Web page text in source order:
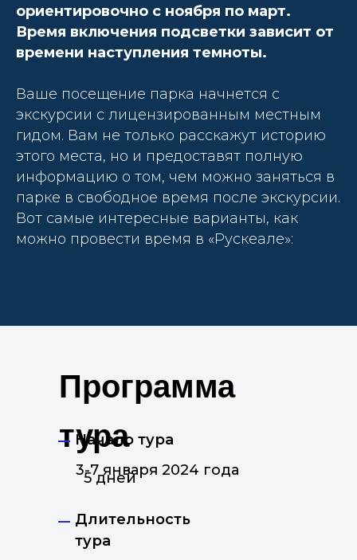
ориентировочно с ноября по март.
Время включения подсветки зависит от
времени наступления темноты.
Ваше посещение парка начнется с
экскурсии с лицензированным местным
гидом. Вам не только расскажут историю
этого места, но и предоставят полную
информацию о том, чем можно заняться в
парке в свободное время после экскурсии.
Вот самые интересные варианты, как
можно провести время в «Рускеале»:
3-7 января 2024 года
Программа
тура
Начало тура
Длительность
тура
5 дней